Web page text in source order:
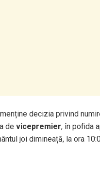
decizia privind
de vicepremier, în pofida
joi dimineață, la ora